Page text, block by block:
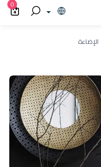
0
الإضاءة